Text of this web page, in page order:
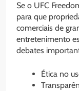
Se o UFC
para que
comerciais de
entretenimento
debates
Ética no